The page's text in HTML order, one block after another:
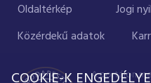
Oldaltérkép Jogi
Közérdekű adatok
A portálon